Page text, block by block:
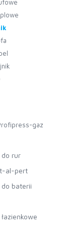
gaz
do rur
miedzianych
al-pex
poślizg.
al-pert
do baterii